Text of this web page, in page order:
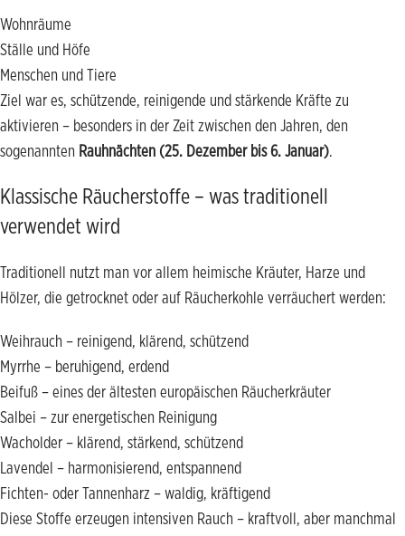
Wohnräume
Ställe und Höfe
Menschen und Tiere
Ziel war es, schützende, reinigende und stärkende Kräfte zu
aktivieren – besonders in der Zeit zwischen den Jahren, den
sogenannten Rauhnächten (25. Dezember bis 6. Januar).
Klassische Räucherstoffe – was traditionell
verwendet wird
Traditionell nutzt man vor allem heimische Kräuter, Harze und
Hölzer, die getrocknet oder auf Räucherkohle verräuchert werden:
Weihrauch – reinigend, klärend, schützend
Myrrhe – beruhigend, erdend
Beifuß – eines der ältesten europäischen Räucherkräuter
Salbei – zur energetischen Reinigung
Wacholder – klärend, stärkend, schützend
Lavendel – harmonisierend, entspannend
Fichten- oder Tannenharz – waldig, kräftigend
Diese Stoffe erzeugen intensiven Rauch – kraftvoll, aber manchmal